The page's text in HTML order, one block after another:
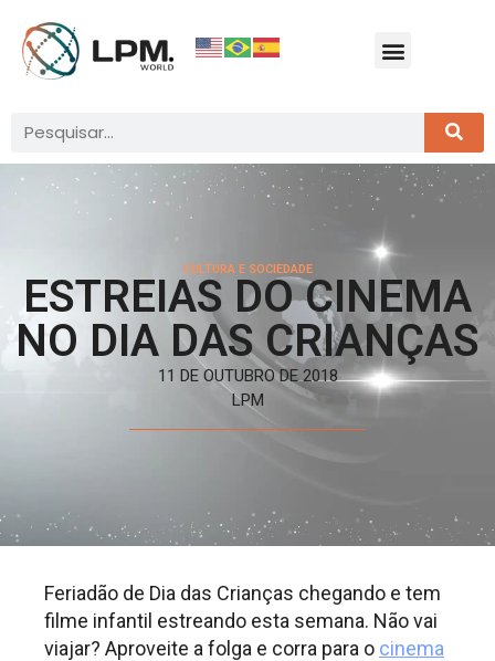
CULTURA E SOCIEDADE
ESTREIAS DO CINEMA
NO DIA DAS CRIANÇAS
11 DE OUTUBRO DE 2018
LPM
Feriadão de Dia das Crianças chegando e tem
filme infantil estreando esta semana. Não vai
viajar? Aproveite a folga e corra para o cinema